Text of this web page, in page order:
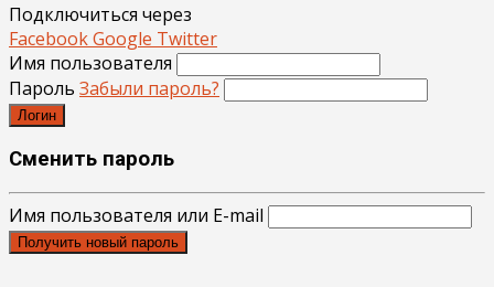
Подключиться через
FacebookGoogle Twitter
Имя пользователя
Пароль Забыли пароль?
Логин
Сменить пароль
Имя пользователя или E-mail
Получить новый пароль